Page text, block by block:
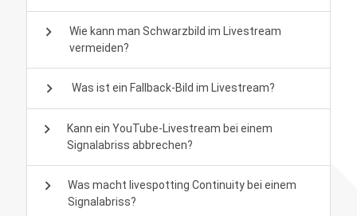
chevron_right
Wie kann man Schwarzbild im Livestream
vermeiden?
chevron_right Was ist ein Fallback-Bild im Livestream?
chevron_right
Kann ein YouTube-Livestream bei einem
Signalabriss abbrechen?
chevron_right
Was macht livespotting Continuity bei einem
Signalabriss?